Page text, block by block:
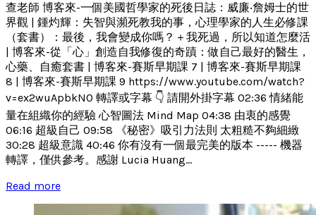
查老師 博客來-一個美國哲學家的死後日誌：威廉‧詹姆士的世
界觀 | 鍾灼輝：失智與瀕死教我的事，心理學家的人生必修課
（套書）：最後，我會變成你嗎？＋我死過，所以知道怎麼活
| 博客來-從「心」創造自我修復的奇蹟：做自己最好的醫生，
心藥、自癒套書 | 博客來-賽斯早期課 7 | 博客來-賽斯早期課
8 | 博客來-賽斯早期課 9 https://www.youtube.com/watch?
v=ex2wuApbkN0 轉譯或字幕 👇 請開外掛字幕 02:36 情緒能
量在組織你的經驗 心智圖法 Mind Map 04:38 由衷的感覺
06:16 超級自己 09:58 《秘密》吸引力法則 太粗糙不夠細緻
30:28 超級意識 40:46 你有沒有一個最完美的版本 ----- 機器
轉譯，僅供參考。感謝 Lucia Huang...
Read more